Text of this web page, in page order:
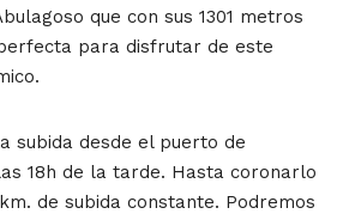
que con sus 1301 metros
para disfrutar de este
subida desde el puerto de
18h de la tarde. Hasta coronarlo
de subida constante. Podremos